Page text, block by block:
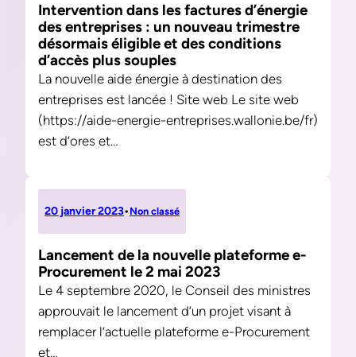
Intervention dans les factures d’énergie
des entreprises : un nouveau trimestre
désormais éligible et des conditions
d’accès plus souples
La nouvelle aide énergie à destination des
entreprises est lancée ! Site web Le site web
(https://aide-energie-entreprises.wallonie.be/fr)
est d’ores et…
20 janvier 2023• Non classé
Lancement de la nouvelle plateforme e-
Procurement le 2 mai 2023
Le 4 septembre 2020, le Conseil des ministres
approuvait le lancement d’un projet visant à
remplacer l’actuelle plateforme e-Procurement
et…